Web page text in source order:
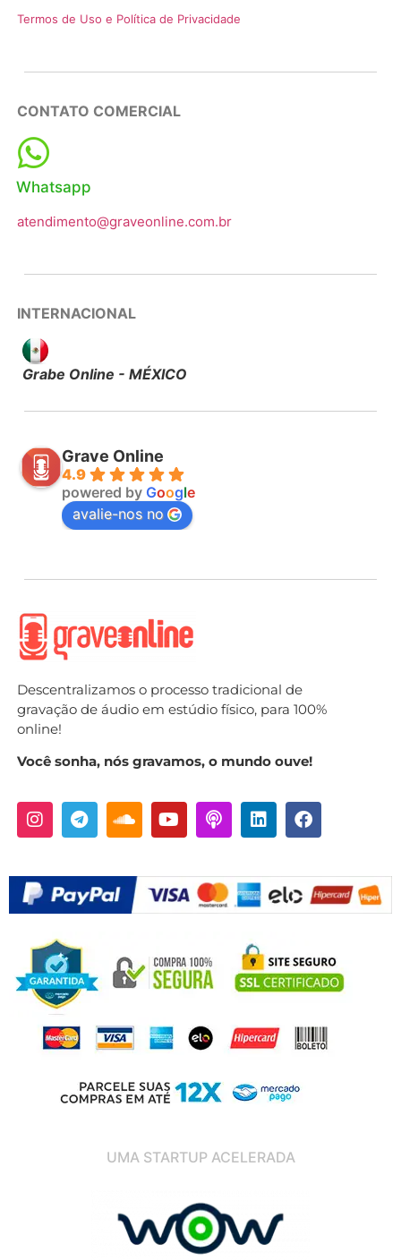
Termos de Uso e Política de Privacidade
CONTATO COMERCIAL
Whatsapp
atendimento@graveonline.com.br
INTERNACIONAL
Grabe Online - MÉXICO
Grave Online
4.9
powered by Google
avalie-nos no
Descentralizamos o processo tradicional de
gravação de áudio em estúdio físico, para 100%
online!
Você sonha, nós gravamos, o mundo ouve!
UMA STARTUP ACELERADA